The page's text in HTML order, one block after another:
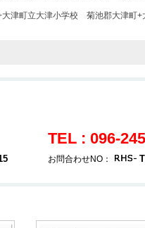
津町立大津小学校 菊池郡大津町+
TEL : 096-
お問合わせNO：